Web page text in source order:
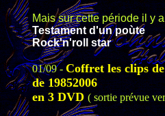
Mais sur cette période il y
Testament d'un poùte
Rock'n'roll star
01/09 -Coffret les clips
de 19852006
en 3 DVD( sortie prévue